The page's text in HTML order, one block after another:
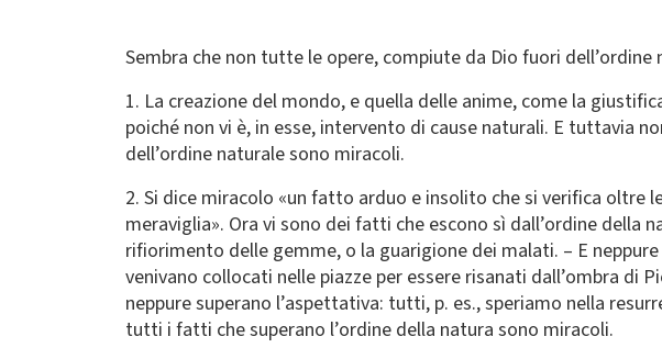
Sembra che non tutte le opere, compiute da Dio fuori
1. La creazione del mondo, e quella delle anime, come la
poiché non vi è, in esse, intervento di cause naturali. E tuttavia
dell’ordine naturale sono miracoli.
2. Si dice miracolo «un fatto arduo e insolito che si verifica oltre
meraviglia». Ora vi sono dei fatti che escono sì dall’ordine della
rifiorimento delle gemme, o la guarigione dei malati. – E
venivano collocati nelle piazze per essere risanati dall’ombra di
neppure superano l’aspettativa: tutti, p. es., speriamo nella
tutti i fatti che superano l’ordine della natura sono miracoli.